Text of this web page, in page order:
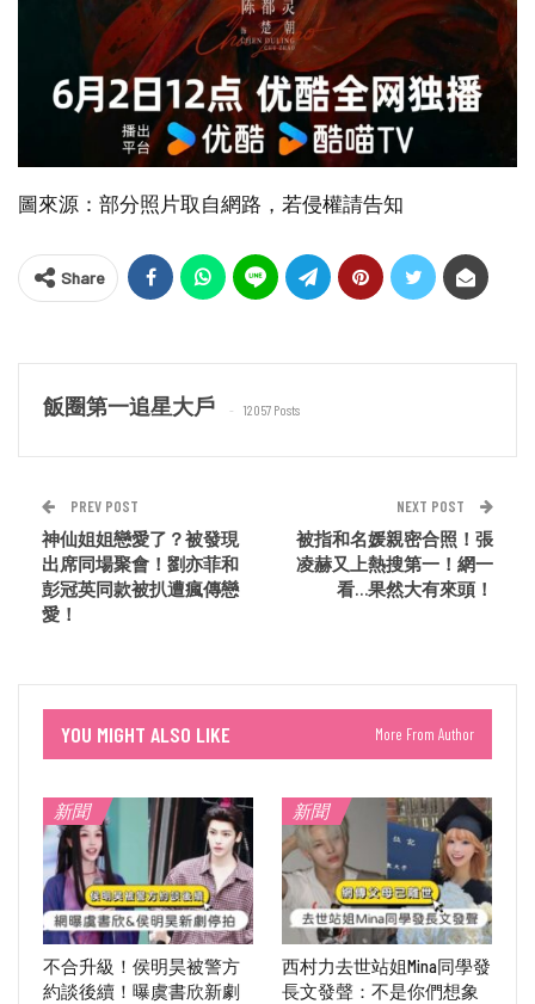
圖來源：部分照片取自網路，若侵權請告知
Share
飯圈第一追星大戶 12057 Posts
PREV POST
神仙姐姐戀愛了？被發現
出席同場聚會！劉亦菲和
彭冠英同款被扒遭瘋傳戀
愛！
NEXT POST
被指和名媛親密合照！張
凌赫又上熱搜第一！網一
看…果然大有來頭！
YOU MIGHT ALSO LIKE More From Author
新聞
不合升級！侯明昊被警方
約談後續！曝虞書欣新劇
新聞
西村力去世站姐Mina同學發
長文發聲：不是你們想象